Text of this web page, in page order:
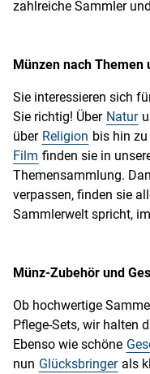
zahlreiche Sammler
Münzen nach
Sie interessieren sich
Sie richtig! Über Natur
über Religion bis hin zu
Film finden sie in
Themensammlung.
verpassen, finden sie
Sammlerwelt spricht,
Münz-Zubehör und
Ob hochwertige
Pflege-Sets, wir halten
Ebenso wie schöne
nun Glücksbringer als